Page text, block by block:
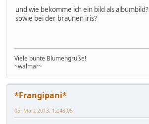
und wie bekomme ich ein bild als albumbild?
sowie bei der braunen iris?
Viele bunte Blumengrüße!
~walmar~
*Frangipani*
05. März 2013, 12:48:05